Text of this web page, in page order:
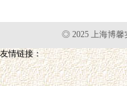
◎ 2025 上海博馨
友情链接：